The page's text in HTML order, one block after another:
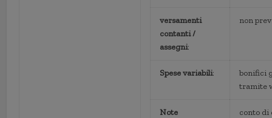
versamenti
contanti /
assegni:
non
Spese variabili:
bonifici
tramite
Note conto di